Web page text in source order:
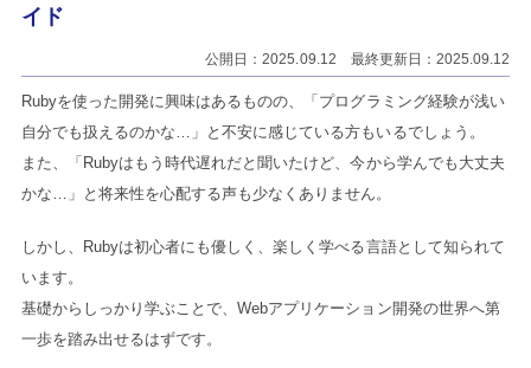
イド
公開日：2025.09.12 最終更新日：2025.09.12
Rubyを使った開発に興味はあるものの、「プログラミング経験が浅い
自分でも扱えるのかな…」と不安に感じている方もいるでしょう。
また、「Rubyはもう時代遅れだと聞いたけど、今から学んでも大丈夫
かな…」と将来性を心配する声も少なくありません。
しかし、Rubyは初心者にも優しく、楽しく学べる言語として知られて
います。
基礎からしっかり学ぶことで、Webアプリケーション開発の世界へ第
一歩を踏み出せるはずです。